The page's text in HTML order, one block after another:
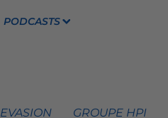
PODCASTS
GROUPE HPI